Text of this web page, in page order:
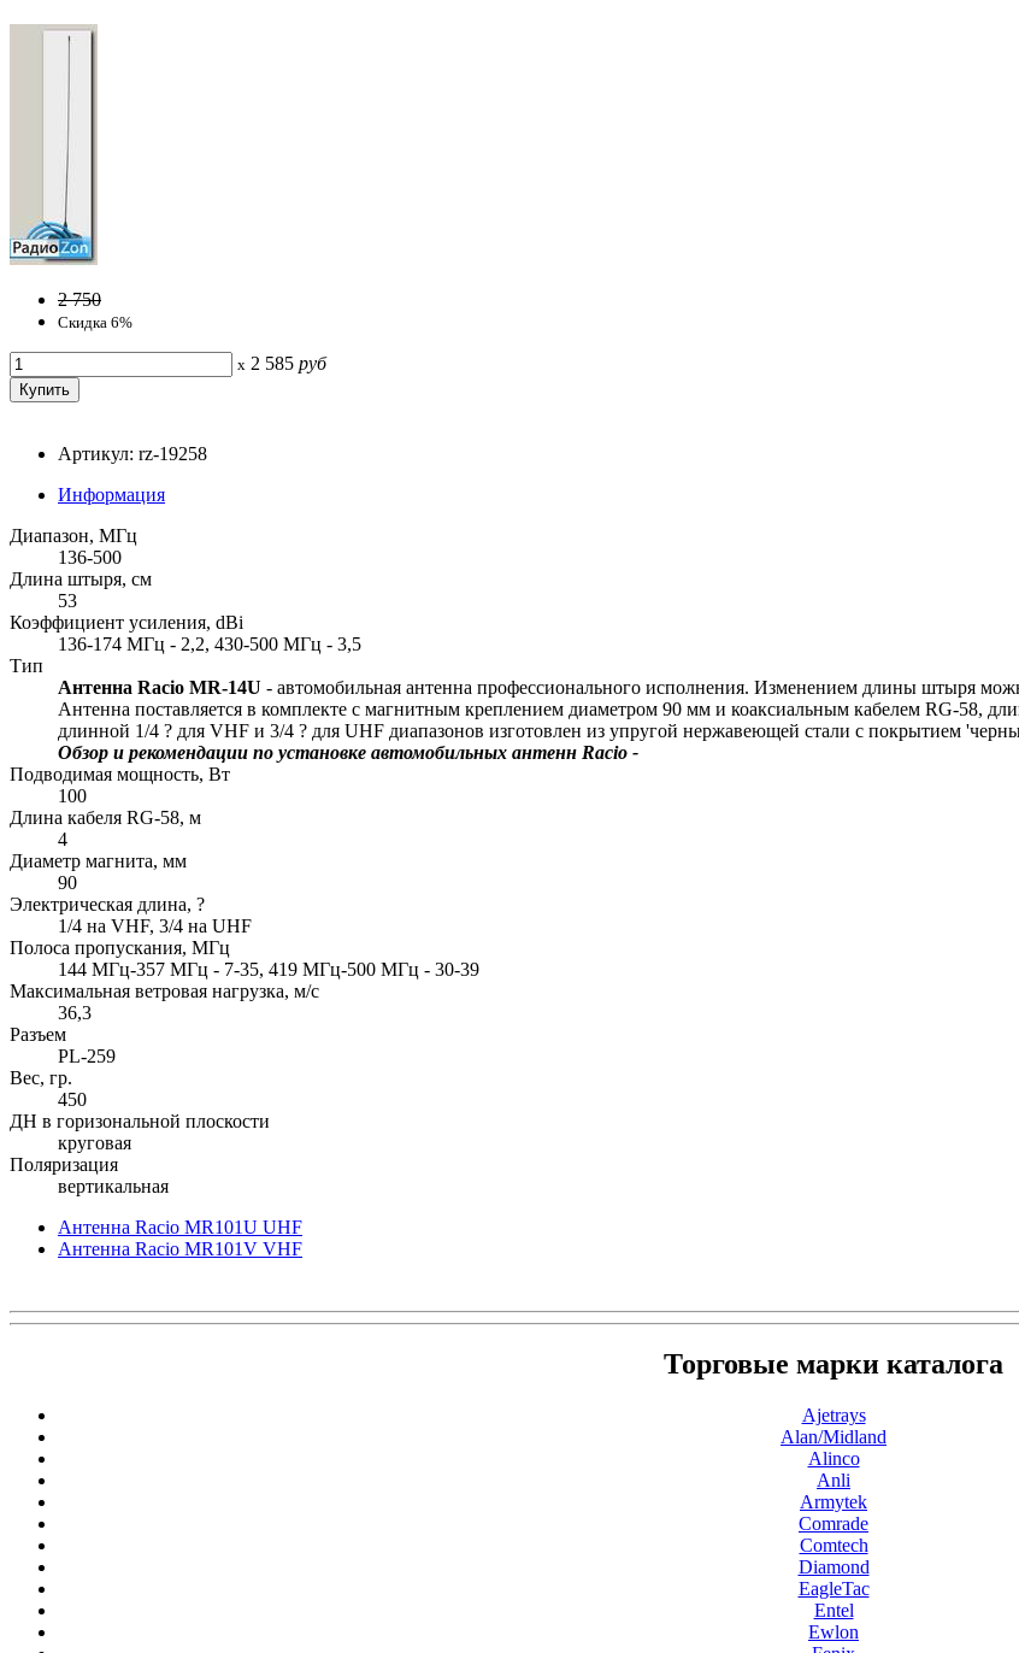
2 750
Скидка 6%
x 2 585 руб
Артикул: rz-19258
Информация
Диапазон, МГц
136-500
Длина штыря, см
53
Коэффициент усиления, dBi
136-174 МГц - 2,2, 430-500 МГц - 3,5
Тип
Антенна Racio MR-14U - автомобильная антенна профессионального исполнения. Изменением длины штыря
Антенна поставляется в комплекте с магнитным креплением диаметром 90 мм и коаксиальным кабелем RG-58,
длинной 1/4 ? для VHF и 3/4 ? для UHF диапазонов изготовлен из упругой нержавеющей стали с покрытием
Обзор и рекомендации по установке автомобильных антенн Racio -
Подводимая мощность, Вт
100
Длина кабеля RG-58, м
4
Диаметр магнита, мм
90
Электрическая длина, ?
1/4 на VHF, 3/4 на UHF
Полоса пропускания, МГц
144 МГц-357 МГц - 7-35, 419 МГц-500 МГц - 30-39
Максимальная ветровая нагрузка, м/с
36,3
Разъем
PL-259
Вес, гр.
450
ДН в горизональной плоскости
круговая
Поляризация
вертикальная
Антенна Racio MR101U UHF
Антенна Racio MR101V VHF
Торговые марки каталога
Ajetrays
Alan/Midland
Alinco
Anli
Armytek
Comrade
Comtech
Diamond
EagleTac
Entel
Ewlon